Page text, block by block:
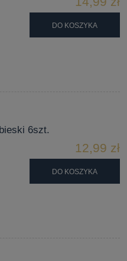
DO KOSZYKA
6szt.
12,99 zł
DO KOSZYKA